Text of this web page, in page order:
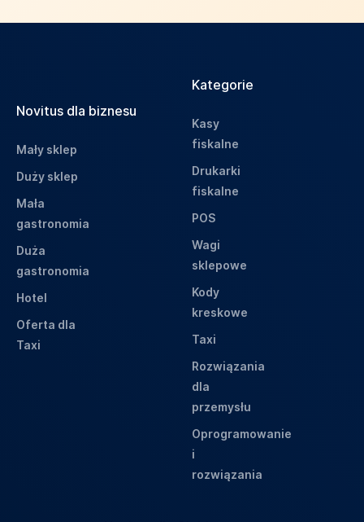
Novitus dla biznesu
Mały sklep
Duży sklep
Mała
gastronomia
Duża
gastronomia
Hotel
Oferta dla
Taxi
Kategorie
Kasy
fiskalne
Drukarki
fiskalne
POS
Wagi
sklepowe
Kody
kreskowe
Taxi
Rozwiązania
dla
przemysłu
Oprogramowanie
i
rozwiązania